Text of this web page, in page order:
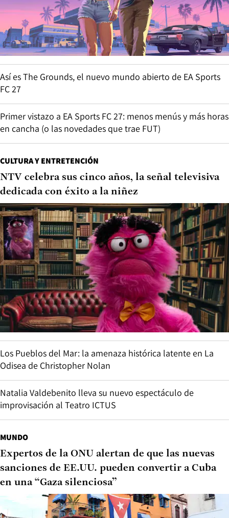
Así es The Grounds, el nuevo mundo abierto de EA Sports
FC 27
Primer vistazo a EA Sports FC 27: menos menús y más horas
en cancha (o las novedades que trae FUT)
CULTURA Y ENTRETENCIÓN
NTV celebra sus cinco años, la señal televisiva
dedicada con éxito a la niñez
Los Pueblos del Mar: la amenaza histórica latente en La
Odisea de Christopher Nolan
Natalia Valdebenito lleva su nuevo espectáculo de
improvisación al Teatro ICTUS
MUNDO
Expertos de la ONU alertan de que las nuevas
sanciones de EE.UU. pueden convertir a Cuba
en una “Gaza silenciosa”